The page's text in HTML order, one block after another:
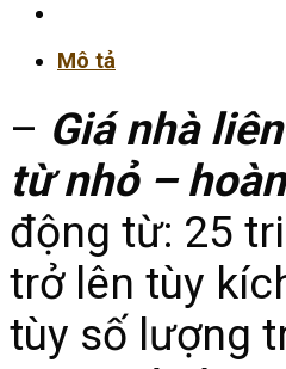
Mô tả
– Giá nhà
từ nhỏ –
động từ: 25
trở lên tùy
tùy số lượng